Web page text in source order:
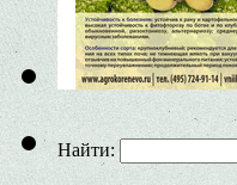
Найти: